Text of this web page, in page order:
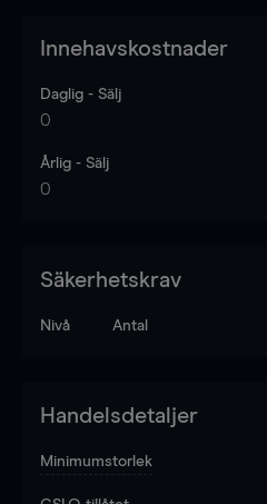
Innehavskostnader
Daglig - Sälj
0
Årlig - Sälj
0
Säkerhetskrav
Nivå Antal
Handelsdetaljer
Minimumstorlek